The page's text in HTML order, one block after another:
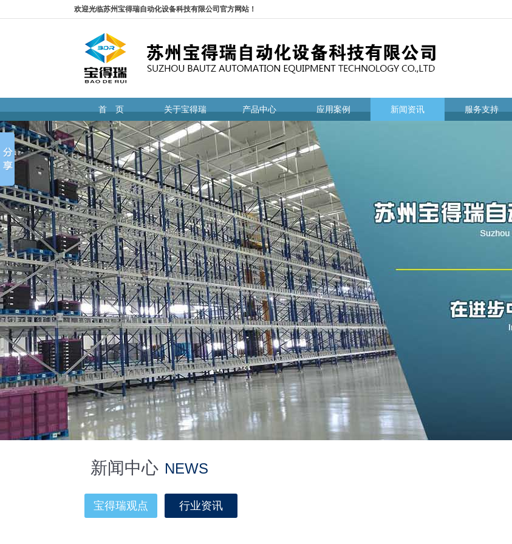
欢迎光临苏州宝得瑞自动化设备科技有限公司官方网站！
首 页 关于宝得瑞 产品中心 应用案例 新闻资讯 服务支持
新闻中心 NEWS
宝得瑞观点 行业资讯